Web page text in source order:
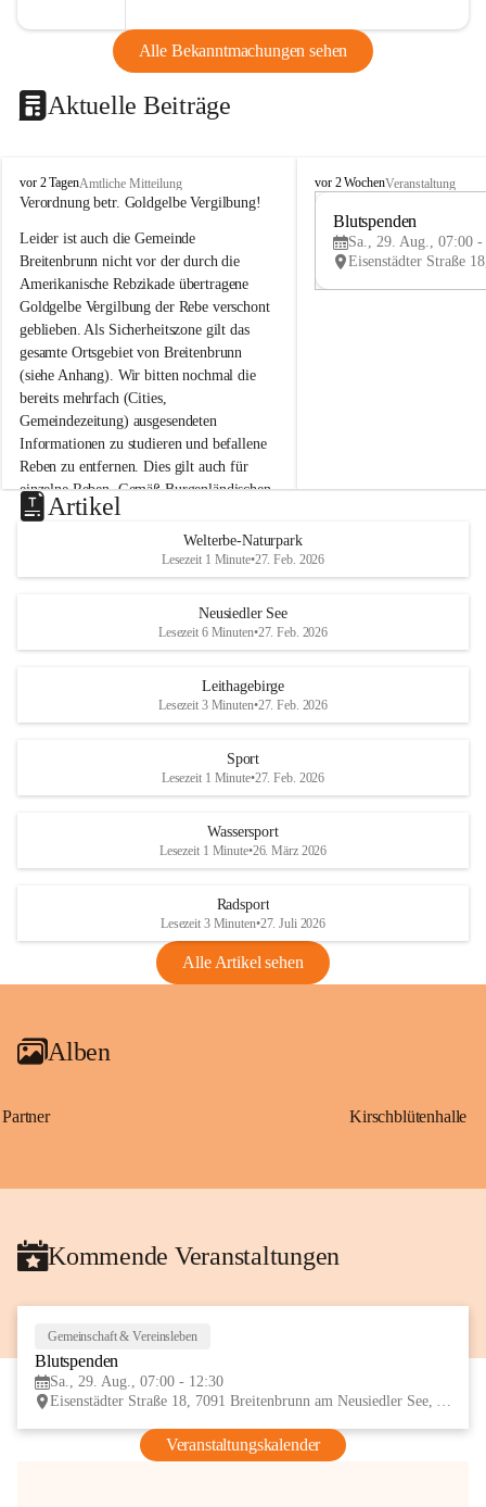
Alle Bekanntmachungen sehen
Aktuelle Beiträge
B
r
i
t
e
n
b
r
u
n
n
a
m
N
e
u
s
d
S
vor 2 TagenAmtliche Mitteilung
Verordnung betr. Goldgelbe Vergilbung!
Leider ist auch die Gemeinde
Breitenbrunn nicht vor der durch die
Amerikanische Rebzikade übertragene
Goldgelbe Vergilbung der Rebe verschont
geblieben. Als Sicherheitszone gilt das
gesamte Ortsgebiet von Breitenbrunn
(siehe Anhang). Wir bitten nochmal die
bereits mehrfach (Cities,
Gemeindezeitung) ausgesendeten
Informationen zu studieren und befallene
Reben zu entfernen. Dies gilt auch für
einzelne Reben. Gemäß Burgenländischen
Weinbaugesetz sind nicht gepflegte oder
unzulässige Weingärten zu roden! Bitte
helfen wir zusammen um unsere Winzer
vor den prognostizierten Ernteausfällen
und den daraus folgenden wirtschaftlichen
Maßnahmen zur Bekämpfung
Rebe und der Amerikanischen
Anhang VBl. EU Nr. 18
1 Seite•1,4 MB
VBl. EU Nr. 18_2026
B
e
u
e
d
r
S
vor 2 WochenVeranstaltung
Blutspenden
Sa., 29. Aug., 07:00 -
Artikel
Welterbe-Naturpark
Lesezeit 1 Minute•27. Feb. 2026
Neusiedler See
Lesezeit 6 Minuten•27. Feb. 2026
Leithagebirge
Lesezeit 3 Minuten•27. Feb. 2026
Sport
Lesezeit 1 Minute•27. Feb. 2026
Wassersport
Lesezeit 1 Minute•26. März 2026
Radsport
Lesezeit 3 Minuten•27. Juli 2026
Alle Artikel sehen
Alben
Partner Kirschblütenhalle
Kommende Veranstaltungen
Gemeinschaft & Vereinsleben
Blutspenden
Sa., 29. Aug., 07:00 - 12:30
Eisenstädter Straße 18, 7091 Breitenbrunn am Neusiedler See, AUT
Veranstaltungskalender